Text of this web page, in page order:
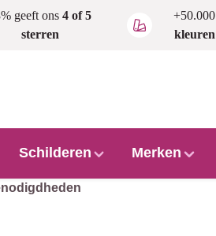
geeft ons4 of 5
sterren
+50.000
kleuren
Schilderen Merken